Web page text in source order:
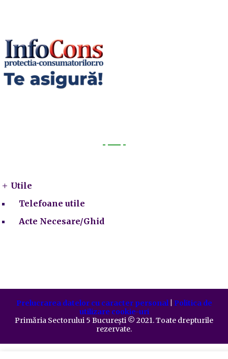
Utile
Telefoane utile
Acte Necesare/Ghid
Prelucrarea datelor cu caracter personal| Politica de
utilizare cookie-uri
Primăria Sectorului 5 București ©️ 2021. Toate drepturile
rezervate.